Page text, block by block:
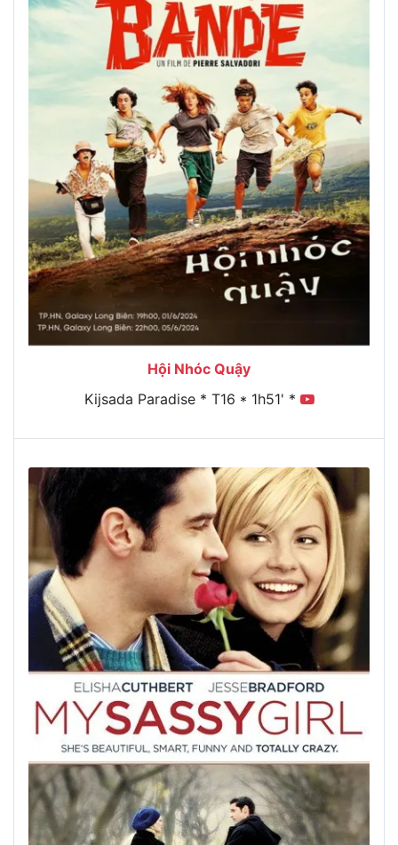
Hội Nhóc Quậy
Kijsada Paradise * T16 * 1h51' *